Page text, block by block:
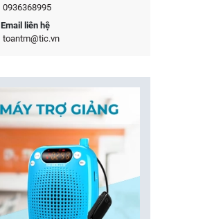
0936368995
Email liên hệ
toantm@tic.vn